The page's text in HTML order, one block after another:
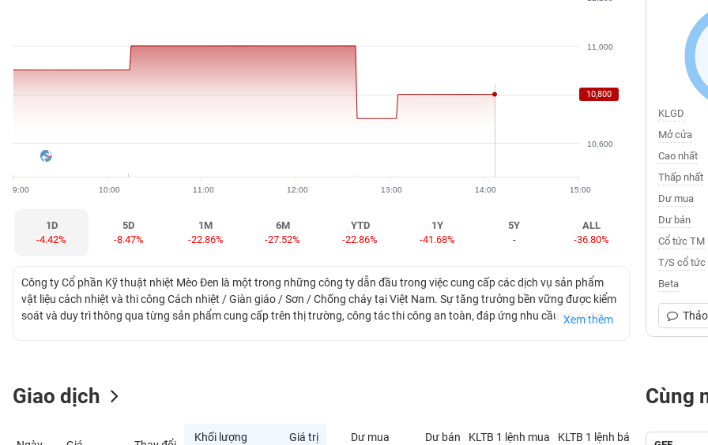
10,600
10,800
11,000
9:00 10:00 11:00 12:00 13:00 14:00 15:00
10,800
1D
-4.42%
5D
-8.47%
1M
-22.86%
6M
-27.52%
YTD
-22.86%
1Y
-41.68%
5Y
-
ALL
-36.80%
Công ty Cổ phần Kỹ thuật nhiệt Mèo Đen là một trong những công ty dẫn đầu trong việc cung cấp các dịch vụ sản phẩm
vật liệu cách nhiệt và thi công Cách nhiệt / Giàn giáo / Sơn / Chống cháy tại Việt Nam. Sự tăng trưởng bền vững được kiểm
soát và duy trì thông qua từng sản phẩm cung cấp trên thị trường, công tác thi công an toàn, đáp ứng nhu cầu và sự tin
Xem thêm
KLGD
Mở cửa
Cao nhất
Thấp nhất
Dư mua
Dư bán
Cổ tức TM
T/S cổ tức
Beta
Giao dịch
Khối lượng Giá trị Dư mua Dư bán KLTB 1 lệnh mua KLTB 1 lệnh bán
Cùng
CHÍNH
HÓA
GIỚI